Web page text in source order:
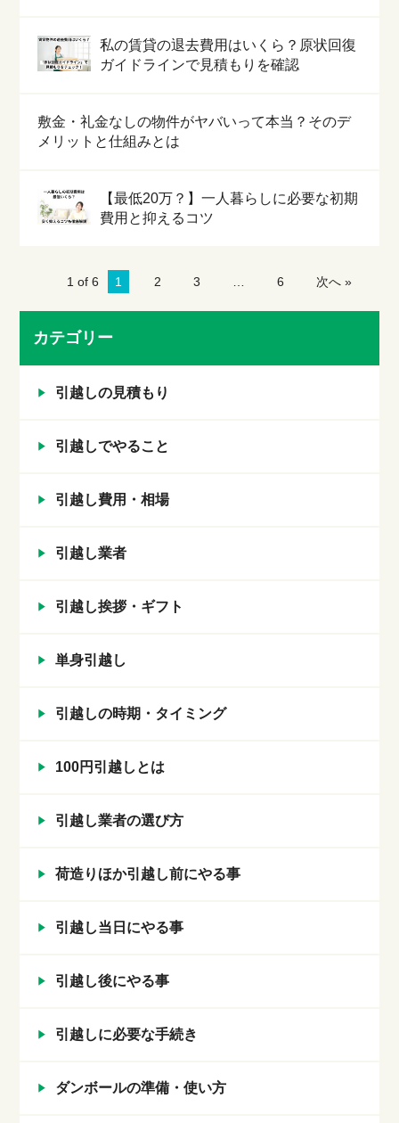
私の賃貸の退去費用はいくら？原状回復
ガイドラインで見積もりを確認
敷金・礼金なしの物件がヤバいって本当？そのデ
メリットと仕組みとは
【最低20万？】一人暮らしに必要な初期
費用と抑えるコツ
1 of 6 1 2 3 6 次へ »
カテゴリー
引越しの見積もり
引越しでやること
引越し費用・相場
引越し業者
引越し挨拶・ギフト
単身引越し
引越しの時期・タイミング
100円引越しとは
引越し業者の選び方
荷造りほか引越し前にやる事
引越し当日にやる事
引越し後にやる事
引越しに必要な手続き
ダンボールの準備・使い方